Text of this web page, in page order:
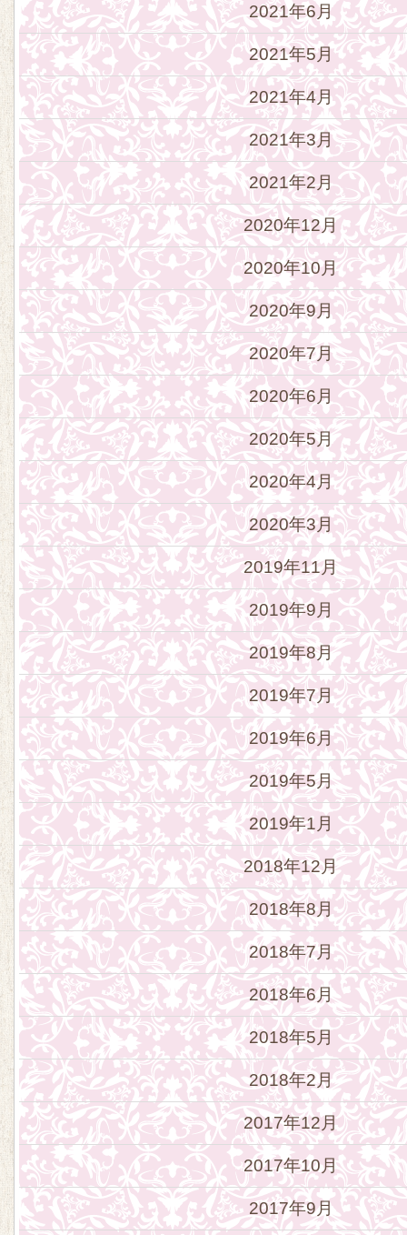
2021年6月
2021年5月
2021年4月
2021年3月
2021年2月
2020年12月
2020年10月
2020年9月
2020年7月
2020年6月
2020年5月
2020年4月
2020年3月
2019年11月
2019年9月
2019年8月
2019年7月
2019年6月
2019年5月
2019年1月
2018年12月
2018年8月
2018年7月
2018年6月
2018年5月
2018年2月
2017年12月
2017年10月
2017年9月